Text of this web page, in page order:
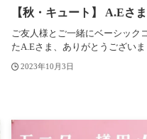
【秋・キュート】 A.Eさま
ご友人様とご一緒にベーシック
たA.Eさま、ありがとうございま
2023年10月3日